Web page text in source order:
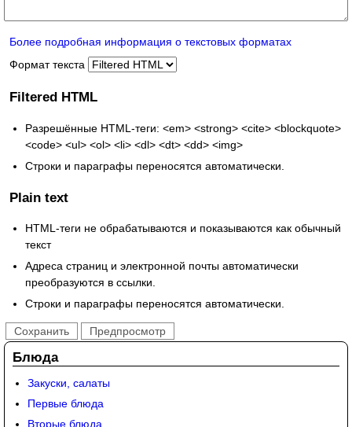
Более подробная информация о текстовых форматах
Формат текста
Filtered HTML
Разрешённые HTML-теги: <em> <strong> <cite> <blockquote>
<code> <ul> <ol> <li> <dl> <dt> <dd> <img>
Строки и параграфы переносятся автоматически.
Plain text
HTML-теги не обрабатываются и показываются как обычный
текст
Адреса страниц и электронной почты автоматически
преобразуются в ссылки.
Строки и параграфы переносятся автоматически.
Блюда
Закуски, салаты
Первые блюда
Вторые блюда